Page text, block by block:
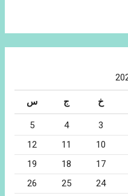
خ ج س
3
4
5
10
11
12
17
18
19
24
25
26